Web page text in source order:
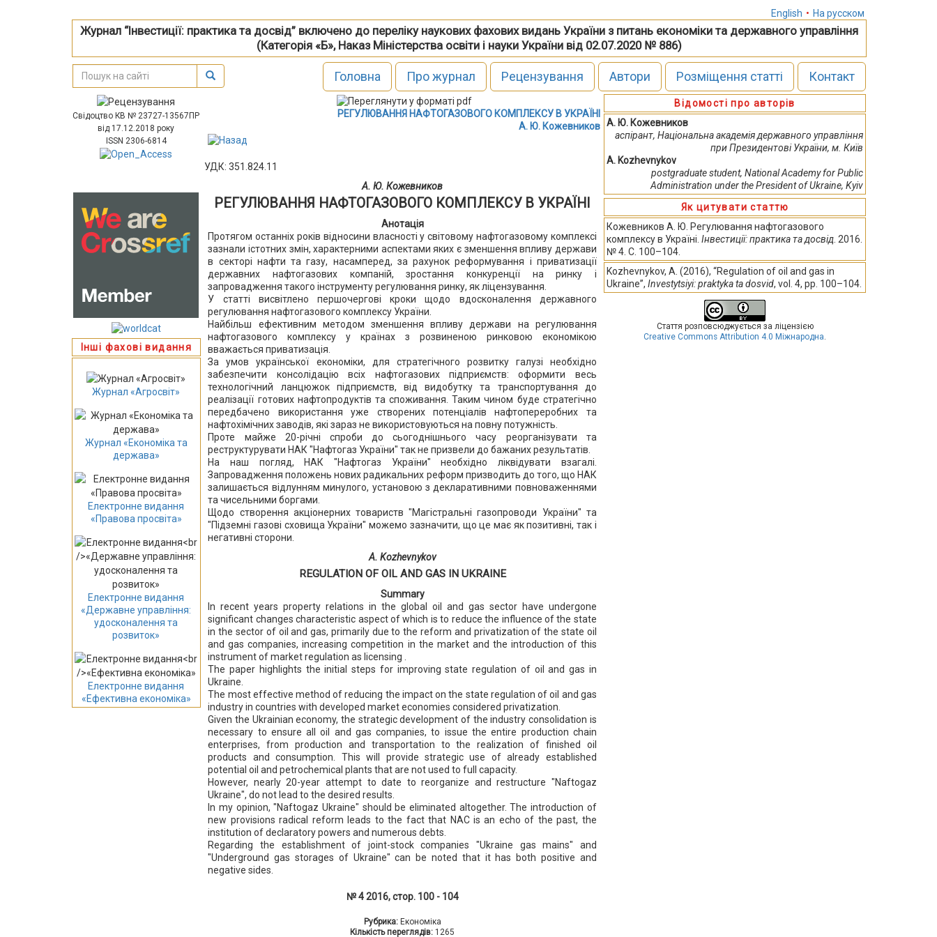
English • На русском
Журнал “Інвестиції: практика та досвід” включено до переліку наукових фахових видань України з питань економіки та державного управління
(Категорія «Б», Наказ Міністерства освіти і науки України від 02.07.2020 № 886)
Головна Про журнал Рецензування Автори Розміщення статті Контакт
Свідоцтво КВ № 23727-13567ПР
від 17.12.2018 року
ISSN 2306-6814
Інші фахові видання
Журнал «Агросвіт»
Журнал «Економіка та
держава»
Електронне видання
«Правова просвіта»
Електронне видання
«Державне управління:
удосконалення та
розвиток»
Електронне видання
«Ефективна економіка»
РЕГУЛЮВАННЯ НАФТОГАЗОВОГО КОМПЛЕКСУ В УКРАЇНІ
А. Ю. Кожевников
УДК: 351.824.11
А. Ю. Кожевников
РЕГУЛЮВАННЯ НАФТОГАЗОВОГО КОМПЛЕКСУ В УКРАЇНІ
Анотація
Протягом останніх років відносини власності у світовому нафтогазовому комплексі
зазнали істотних змін, характерними аспектами яких є зменшення впливу держави
в секторі нафти та газу, насамперед, за рахунок реформування і приватизації
державних нафтогазових компаній, зростання конкуренції на ринку і
запровадження такого інструменту регулювання ринку, як ліцензування.
У статті висвітлено першочергові кроки щодо вдосконалення державного
регулювання нафтогазового комплексу України.
Найбільш ефективним методом зменшення впливу держави на регулювання
нафтогазового комплексу у країнах з розвиненою ринковою економікою
вважається приватизація.
За умов української економіки, для стратегічного розвитку галузі необхідно
забезпечити консолідацію всіх нафтогазових підприємств: оформити весь
технологічний ланцюжок підприємств, від видобутку та транспортування до
реалізації готових нафтопродуктів та споживання. Таким чином буде стратегічно
передбачено використання уже створених потенціалів нафтопереробних та
нафтохімічних заводів, які зараз не використовуються на повну потужність.
Проте майже 20-річні спроби до сьогоднішнього часу реорганізувати та
реструктурувати НАК "Нафтогаз України" так не призвели до бажаних результатів.
На наш погляд, НАК "Нафтогаз України" необхідно ліквідувати взагалі.
Запровадження положень нових радикальних реформ призводить до того, що НАК
залишається відлунням минулого, установою з декларативними повноваженнями
та чисельними боргами.
Щодо створення акціонерних товариств "Магістральні газопроводи України" та
"Підземні газові сховища України" можемо зазначити, що це має як позитивні, так і
негативні сторони.
A. Kozhevnykov
REGULATION OF OIL AND GAS IN UKRAINE
Summary
In recent years property relations in the global oil and gas sector have undergone
significant changes characteristic aspect of which is to reduce the influence of the state
in the sector of oil and gas, primarily due to the reform and privatization of the state oil
and gas companies, increasing competition in the market and the introduction of this
instrument of market regulation as licensing .
The paper highlights the initial steps for improving state regulation of oil and gas in
Ukraine.
The most effective method of reducing the impact on the state regulation of oil and gas
industry in countries with developed market economies considered privatization.
Given the Ukrainian economy, the strategic development of the industry consolidation is
necessary to ensure all oil and gas companies, to issue the entire production chain
enterprises, from production and transportation to the realization of finished oil
products and consumption. This will provide strategic use of already established
potential oil and petrochemical plants that are not used to full capacity.
However, nearly 20-year attempt to date to reorganize and restructure "Naftogaz
Ukraine", do not lead to the desired results.
In my opinion, "Naftogaz Ukraine" should be eliminated altogether. The introduction of
new provisions radical reform leads to the fact that NAC is an echo of the past, the
institution of declaratory powers and numerous debts.
Regarding the establishment of joint-stock companies "Ukraine gas mains" and
"Underground gas storages of Ukraine" can be noted that it has both positive and
negative sides.
№ 4 2016, стор. 100 - 104
Рубрика: Економіка
Кількість переглядів: 1265
Відомості про авторів
А. Ю. Кожевников
аспірант, Національна академія державного управління
при Президентові України, м. Київ
A. Kozhevnykov
рostgraduate student, National Academy for Public
Administration under the President of Ukraine, Kyiv
Як цитувати статтю
Кожевников А. Ю. Регулювання нафтогазового
комплексу в Україні. Інвестиції: практика та досвід. 2016.
№ 4. С. 100–104.
Kozhevnykov, A. (2016), “Regulation of oil and gas in
Ukraine”, Investytsiyi: praktyka ta dosvid, vol. 4, pp. 100–104.
Стаття розповсюджується за ліцензією
Creative Commons Attribution 4.0 Міжнародна.